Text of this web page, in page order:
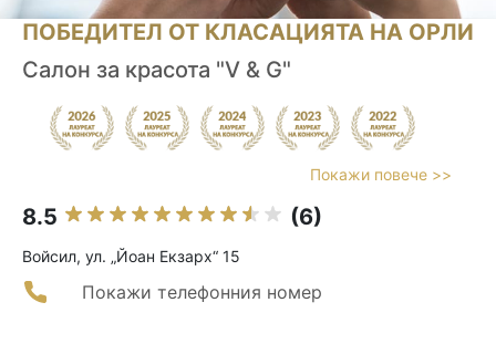
ПОБЕДИТЕЛ ОТ КЛАСАЦИЯТА НА ОРЛИ
Салон за красота "V & G"
Покажи повече >>
8.5 (6)
Войсил, ул. „Йоан Екзарх“ 15
Покажи телефонния номер